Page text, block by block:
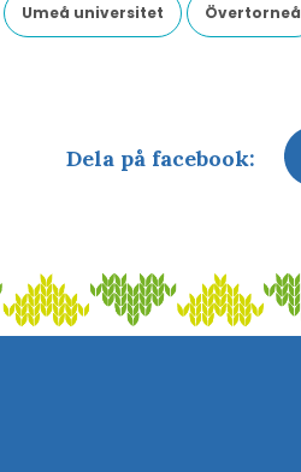
Umeå universitet Övertorneå
Dela på facebook: